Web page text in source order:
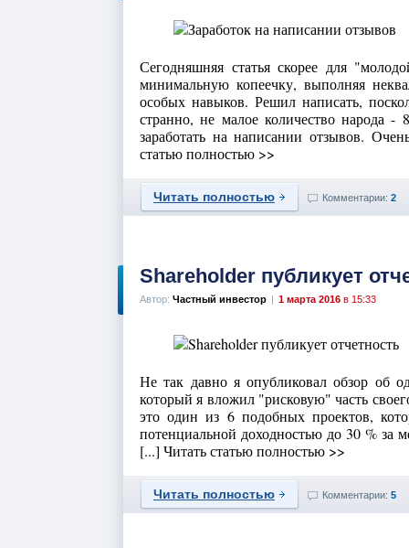
Сегодняшняя статья скорее для
минимальную копеечку, выполняя
особых навыков. Решил написать,
странно, не малое количество народа
заработать на написании отзывов.
статью полностью >>
Читать полностью Комментарии: 2
Shareholder публикует
Автор: Частный инвестор | 1 марта 2016 в 15:33
Не так давно я опубликовал обзор об
который я вложил "рисковую" часть
это один из 6 подобных проектов,
потенциальной доходностью до 30 % за
[...] Читать статью полностью >>
Читать полностью Комментарии: 5